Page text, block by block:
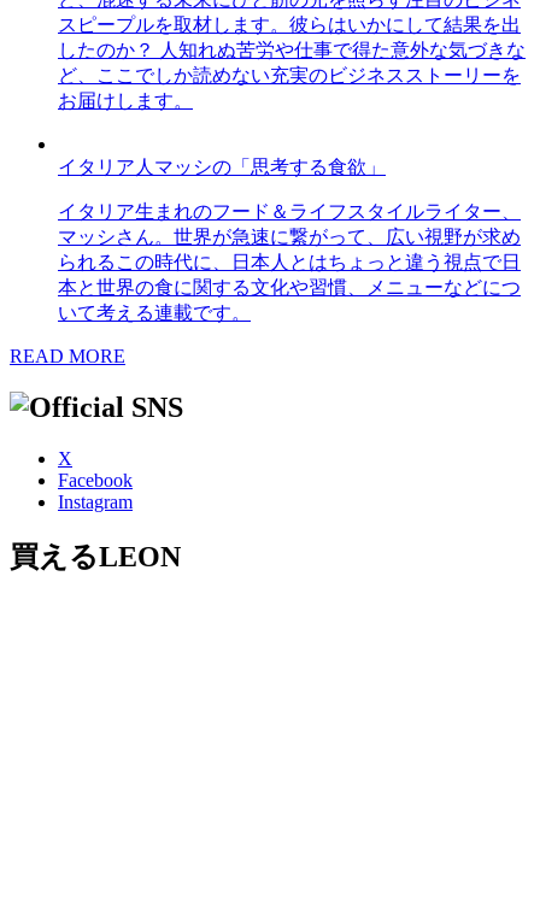
スピープルを取材します。彼らはいかにして結果を出
したのか？ 人知れぬ苦労や仕事で得た意外な気づきな
ど、ここでしか読めない充実のビジネスストーリーを
お届けします。
イタリア人マッシの「思考する食欲」
イタリア生まれのフード＆ライフスタイルライター、
マッシさん。世界が急速に繋がって、広い視野が求め
られるこの時代に、日本人とはちょっと違う視点で日
本と世界の食に関する文化や習慣、メニューなどにつ
いて考える連載です。
READ MORE
X
Facebook
Instagram
買えるLEON